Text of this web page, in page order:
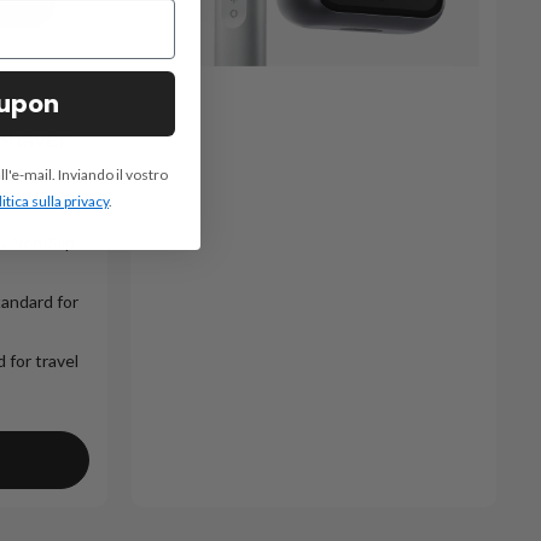
for
for travel
mail. Inviando il vostro
sulla privacy.